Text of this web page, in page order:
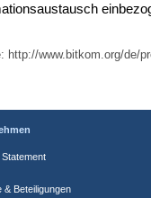
http://www.bitkom.org/de/
& Beteiligungen